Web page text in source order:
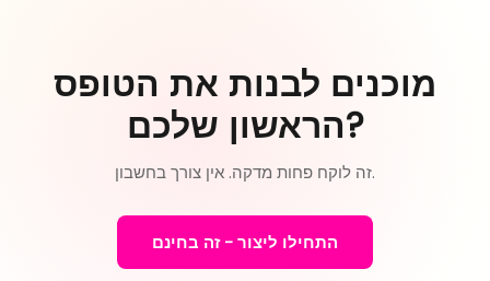
מוכנים לבנות את הטופס
הראשון שלכם?
זה לוקח פחות מדקה. אין צורך בחשבון.
התחילו ליצור - זה בחינם